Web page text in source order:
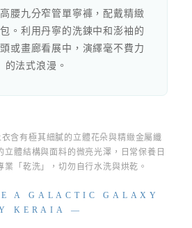
腰九分窄管單寧褲，配戴精緻
。利用丹寧的洗鍊中和澎袖的
或畫廊看展中，演繹毫不費力
的法式浪漫。
含有極其細膩的立體花朵與精緻金屬纖
立體結構與面料的微亮光澤，日常保養日
業「乾洗」，切勿自行水洗與烘乾。
A GALACTIC GALAXY
KERAIA —